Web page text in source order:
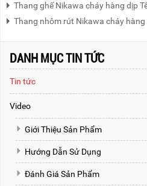
Thang ghế Nikawa cháy hàng dịp
Thang nhôm rút Nikawa cháy
DANH MỤC TIN TỨC
Tin tức
Video
Giới Thiệu Sản Phẩm
Hướng Dẫn Sử Dụng
Đánh Giá Sản Phẩm